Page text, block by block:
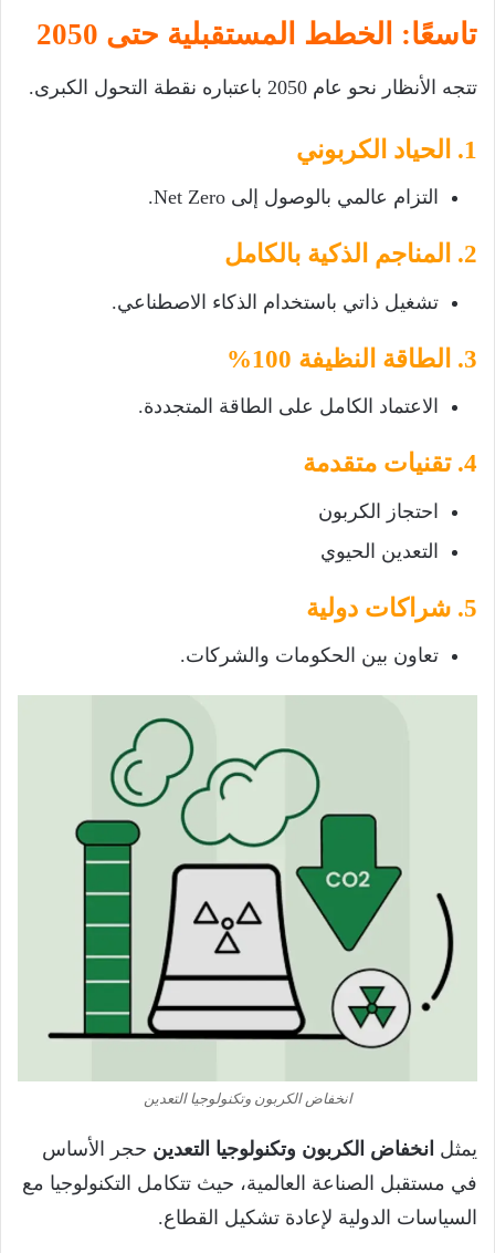
تاسعًا: الخطط المستقبلية حتى 2050
تتجه الأنظار نحو عام 2050 باعتباره نقطة التحول الكبرى.
1. الحياد الكربوني
التزام عالمي بالوصول إلى Net Zero.
2. المناجم الذكية بالكامل
تشغيل ذاتي باستخدام الذكاء الاصطناعي.
3. الطاقة النظيفة 100%
الاعتماد الكامل على الطاقة المتجددة.
4. تقنيات متقدمة
احتجاز الكربون
التعدين الحيوي
5. شراكات دولية
تعاون بين الحكومات والشركات.
انخفاض الكربون وتكنولوجيا التعدين
يمثل انخفاض الكربون وتكنولوجيا التعدين حجر الأساس
في مستقبل الصناعة العالمية، حيث تتكامل التكنولوجيا مع
السياسات الدولية لإعادة تشكيل القطاع.